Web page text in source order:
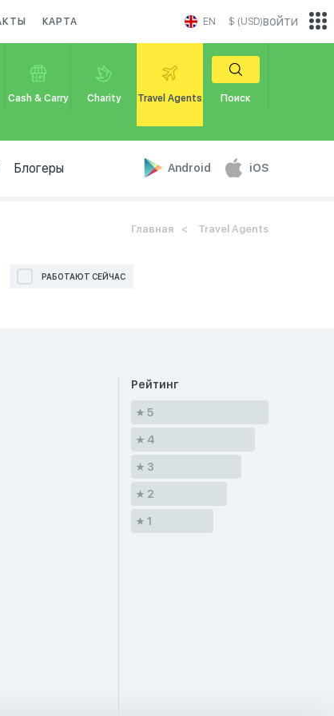
КАРТА EN $ (USD)
Cash & Carry Charity Travel Agents Поиск
Блогеры Android iOS
войти
Главная Travel Agents
РАБОТАЮТ СЕЙЧАС
Рейтинг
5
4
3
2
1